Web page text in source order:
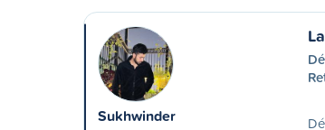
Sukhwinder